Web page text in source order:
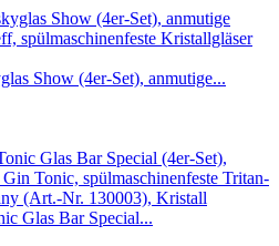
Show (4er-Set), anmutige...
Glas Bar Special...